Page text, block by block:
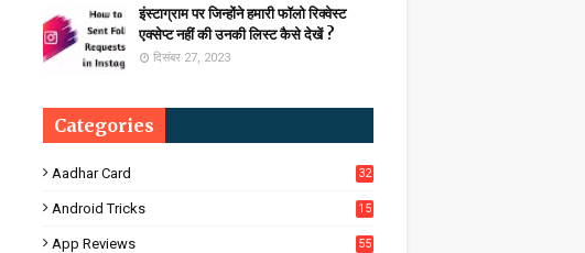
इंस्टाग्राम पर जिन्होंने हमारी फॉलो रिक्वेस्ट
एक्सेप्ट नहीं की उनकी लिस्ट कैसे देखें ?
दिसंबर 27, 2023
Categories
Aadhar Card 32
Android Tricks
15
App Reviews 55